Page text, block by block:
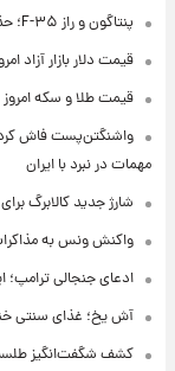
پنتاگون و راز F-۳۵؛ حذف بی‌سابقه گزارش‌های عملکرد جنگنده‌های نسل پنجم
قیمت دلار بازار آزاد امروز پنجشنبه
قیمت طلا و سکه امروز پنجشنبه
واشنگتن‌پست فاش کرد:
مهمات در نبرد با ایران
شارژ جدید کالابرگ
واکنش ونس به
ادعای جنجالی ترامپ؛
آش یخ؛ غذای سنتی
کشف شگفت‌انگیز